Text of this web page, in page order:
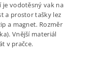
je vodotěsný vak na
a prostor tašky lez
a magnet. Rozměr
Vnější materiál
v pračce.